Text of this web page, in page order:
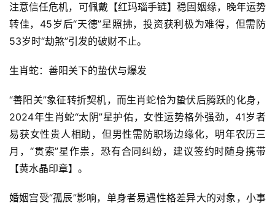
注意信任危机，可佩戴【红玛瑙手链】稳固姻缘，晚年运势
转佳，45岁后“天德”星照拂，投资获利极为难得，但需防
53岁时“劫煞”引发的破财不止。
生肖蛇：善阳关下的蛰伏与爆发
“善阳关”象征转折契机，而生肖蛇恰为蛰伏后腾跃的化身，
2024年生肖蛇“太阴”星护佑，女性运势格外强劲，41岁者
易获女性贵人相助，但男性需防职场边缘化，明年农历三
月，“贯索”星作祟，恐有合同纠纷，建议签约时随身携带
【黄水晶印章】。
婚姻宫受“孤辰”影响，单身者易遇性格差异大的对象，小事